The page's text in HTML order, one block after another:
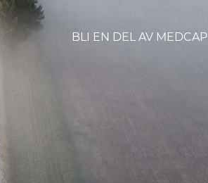
BLI EN DEL AV MEDCAP